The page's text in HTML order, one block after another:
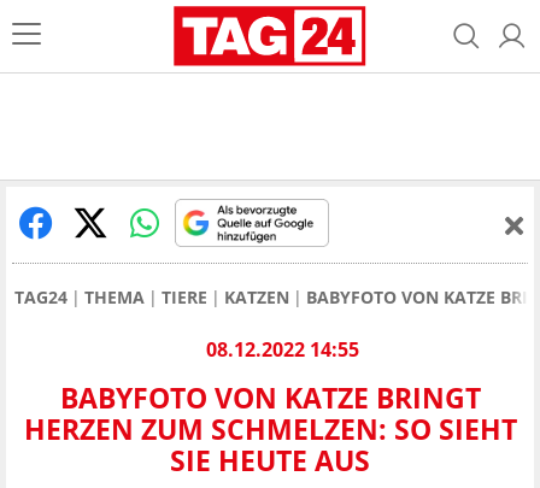
TAG24 THEMA TIERE KATZEN BABYFOTO VON KATZE
08.12.2022 14:55
BABYFOTO VON KATZE BRINGT
HERZEN ZUM SCHMELZEN: SO SIEHT
SIE HEUTE AUS